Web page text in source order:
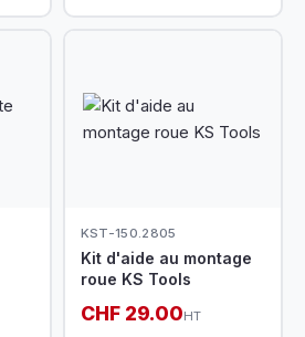
KST-150.2805
Kit d'aide au montage
roue KS Tools
CHF 29.00HT